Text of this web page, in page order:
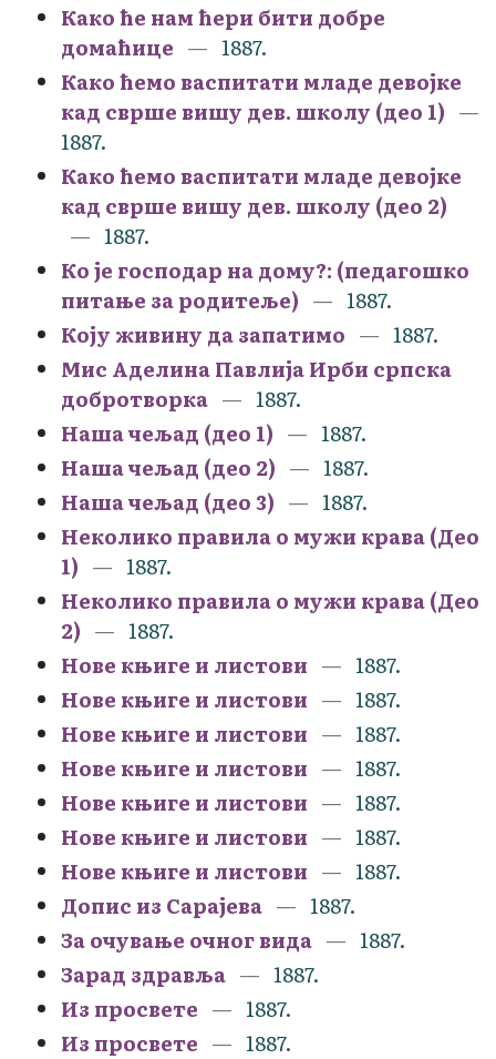
Како ће нам ћери бити добре
домаћице
1887.
Како ћемо васпитати младе девојке
кад сврше вишу дев. школу (део 1)
1887.
Како ћемо васпитати младе девојке
кад сврше вишу дев. школу (део 2)
1887.
Ко је господар на дому?: (педагошко
питање за родитеље)
1887.
Коју живину да запатимо
1887.
Мис Аделина Павлија Ирби српска
добротворка
1887.
Наша чељад (део 1)
1887.
Наша чељад (део 2)
1887.
Наша чељад (део 3)
1887.
Неколико правила о мужи крава (Део
1)
1887.
Неколико правила о мужи крава (Део
2)
1887.
Нове књиге и листови
1887.
Нове књиге и листови
1887.
Нове књиге и листови
1887.
Нове књиге и листови
1887.
Нове књиге и листови
1887.
Нове књиге и листови
1887.
Нове књиге и листови
1887.
Допис из Сарајева
1887.
За очување очног вида
1887.
Зарад здравља
1887.
Из просвете
1887.
Из просвете
1887.